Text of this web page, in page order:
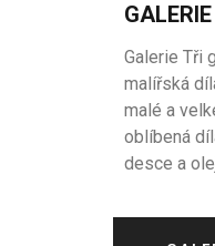
Galerie Tři
malířská
malé a
oblíbená
desce a